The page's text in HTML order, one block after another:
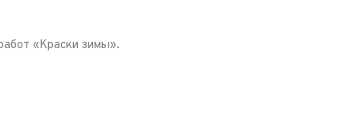
«Краски зимы».